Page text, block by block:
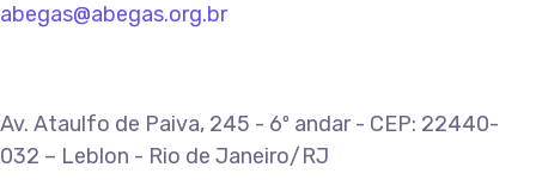
abegas@abegas.org.br
Av. Ataulfo de Paiva, 245 - 6º andar - CEP: 22440-
032 – Leblon - Rio de Janeiro/RJ